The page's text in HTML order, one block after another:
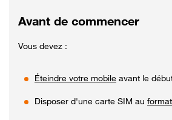
Avant de commencer
Vous devez :
Éteindre votre mobile avant le
Disposer d'une carte SIM au